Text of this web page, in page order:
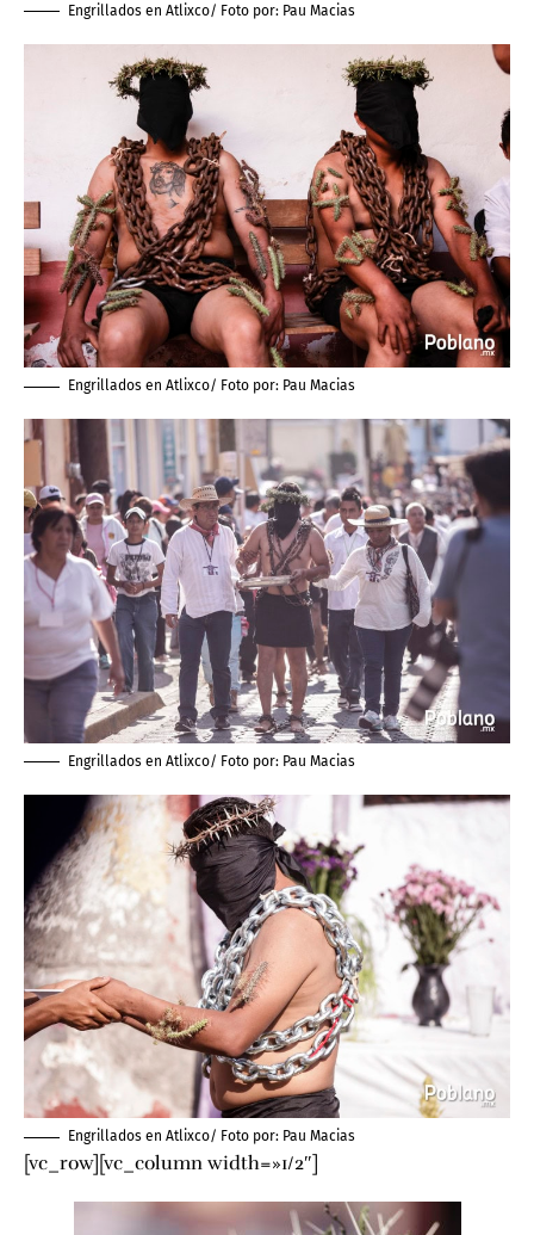
Engrillados en Atlixco/ Foto por: Pau Macias
Engrillados en Atlixco/ Foto por: Pau Macias
Engrillados en Atlixco/ Foto por: Pau Macias
Engrillados en Atlixco/ Foto por: Pau Macias
[vc_row][vc_column width=»1/2″]